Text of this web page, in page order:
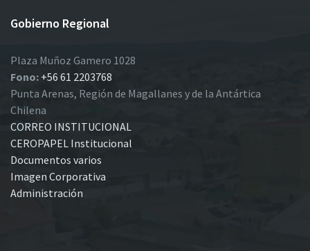
Gobierno Regional
Plaza Muñoz Gamero 1028
Fono: +56 61 2203768
Punta Arenas, Región de Magallanes y de la Antártica
Chilena
CORREO INSTITUCIONAL
CEROPAPEL Institucional
Documentos varios
Imagen Corporativa
Administración